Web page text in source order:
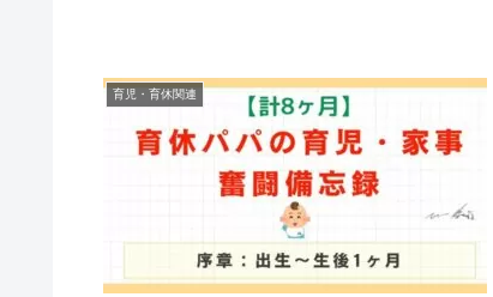
育児・育休関連